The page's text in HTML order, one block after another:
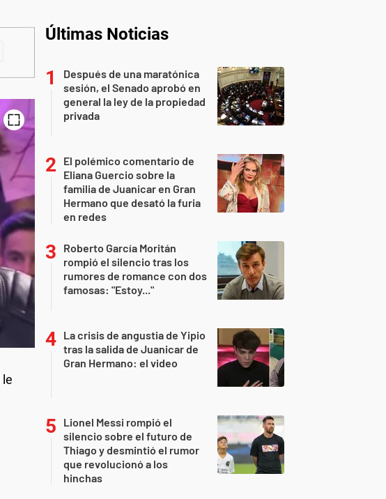
le
Últimas Noticias
Después de una maratónica
sesión, el Senado aprobó en
general la ley de la propiedad
privada
El polémico comentario de
Eliana Guercio sobre la
familia de Juanicar en Gran
Hermano que desató la furia
en redes
Roberto García Moritán
rompió el silencio tras los
rumores de romance con dos
famosas: "Estoy..."
La crisis de angustia de Yipio
tras la salida de Juanicar de
Gran Hermano: el video
Lionel Messi rompió el
silencio sobre el futuro de
Thiago y desmintió el rumor
que revolucionó a los
hinchas